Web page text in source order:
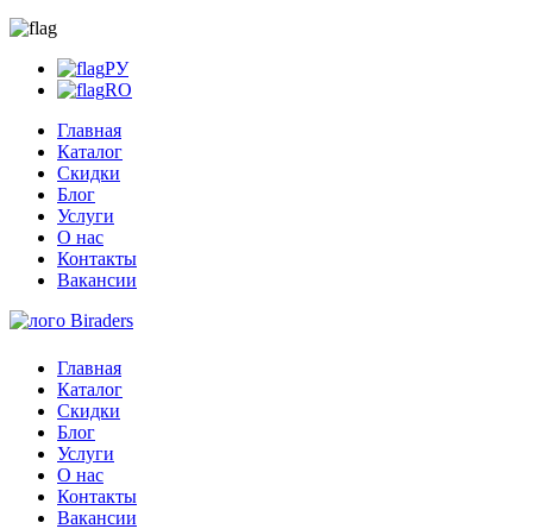
РУ
RO
Главная
Каталог
Скидки
Блог
Услуги
О нас
Контакты
Вакансии
Главная
Каталог
Скидки
Блог
Услуги
О нас
Контакты
Вакансии